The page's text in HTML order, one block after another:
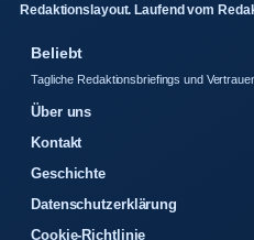
Redaktionslayout. Laufend vom
Beliebt
Tagliche Redaktionsbriefings und
Über uns
Kontakt
Geschichte
Datenschutzerklärung
Cookie-Richtlinie